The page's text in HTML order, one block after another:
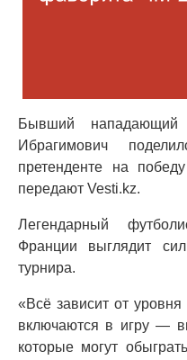
Бывший
Ибрагимович
претенденте на
передают Vesti.kz.
Легендарный
Франции выглядит
турнира.
«Всё зависит от
включаются в игру —
которые могут